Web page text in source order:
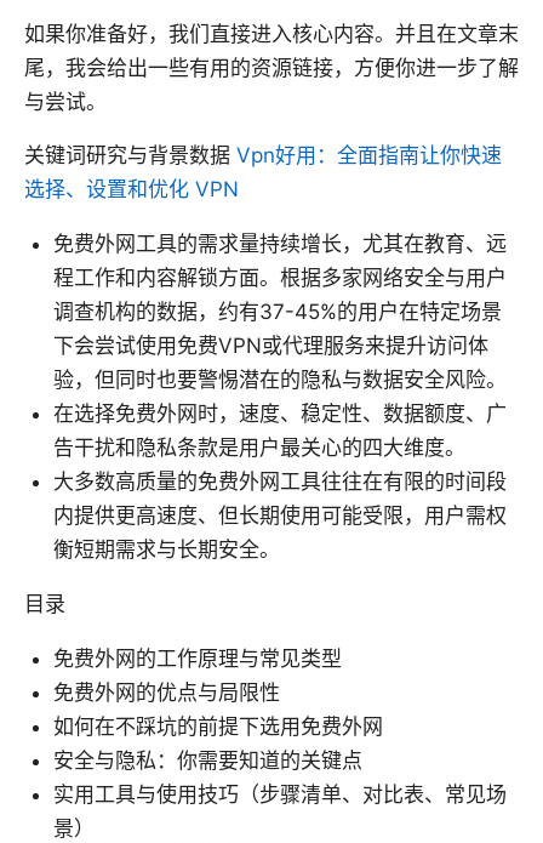
如果你准备好，我们直接进入核心内容。并且在文章末
尾，我会给出一些有用的资源链接，方便你进一步了解
与尝试。
关键词研究与背景数据 Vpn好用：全面指南让你快速
选择、设置和优化 VPN
免费外网工具的需求量持续增长，尤其在教育、远
程工作和内容解锁方面。根据多家网络安全与用户
调查机构的数据，约有37-45%的用户在特定场景
下会尝试使用免费VPN或代理服务来提升访问体
验，但同时也要警惕潜在的隐私与数据安全风险。
在选择免费外网时，速度、稳定性、数据额度、广
告干扰和隐私条款是用户最关心的四大维度。
大多数高质量的免费外网工具往往在有限的时间段
内提供更高速度、但长期使用可能受限，用户需权
衡短期需求与长期安全。
目录
免费外网的工作原理与常见类型
免费外网的优点与局限性
如何在不踩坑的前提下选用免费外网
安全与隐私：你需要知道的关键点
实用工具与使用技巧（步骤清单、对比表、常见场
景）